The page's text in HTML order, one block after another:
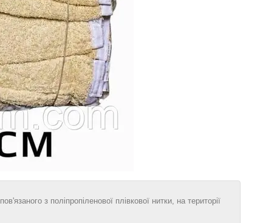
з поліпропіленової плівкової нитки, на території